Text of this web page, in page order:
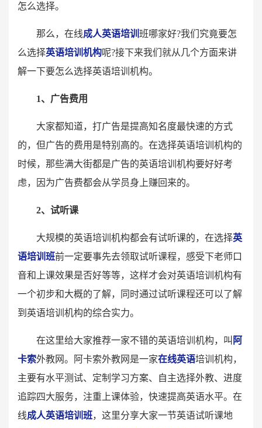
怎么选择。
那么，在线成人英语培训 班哪家好?我们究竟要怎
么选择英语培训机构呢?接下来我们就从几个方面来讲
解一下要怎么选择英语培训机构。
1、广告费用
大家都知道，打广告是提高知名度最快速的方式
的，但广告的费用是特别高的。在选择英语培训机构的
时候，那些满大街都是广告的英语培训机构要好好考
虑，因为广告费都会从学员身上赚回来的。
2、试听课
大规模的英语培训机构都会有试听课的，在选择英
语培训班前一定要事先去领取试听课程，感受下老师口
音和上课效果是否好等等，这样才会对英语培训机构有
一个初步和大概的了解，同时通过试听课程还可以了解
到英语培训机构的综合实力。
在这里给大家推荐一家不错的英语培训机构，叫 阿
卡索外教网。阿卡索外教网是一家在线英语培训机构，
主要有水平测试、定制学习方案、自主选择外教、进度
追踪四大服务，注重上课体验，快速提高英语水平。在
线成人英语培训班，这里分享大家一节英语试听课地